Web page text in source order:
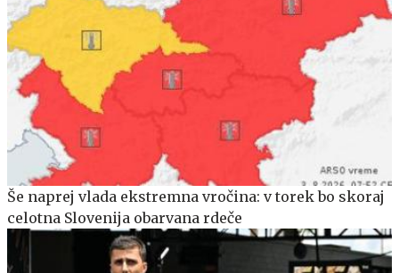
Še naprej vlada ekstremna vročina: v torek bo skoraj
celotna Slovenija obarvana rdeče